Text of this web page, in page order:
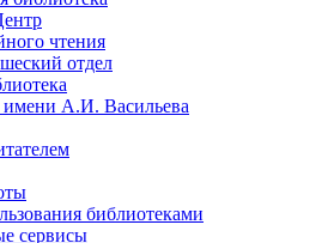
чтения
отдел
имени А.И. Васильева
библиотеками
сервисы